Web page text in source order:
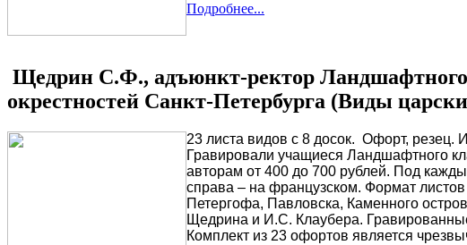
Подробнее...
Щедрин С.Ф., адъюнкт-ректор Ландшафтного
окрестностей Санкт-Петербурга (Виды
23 листа видов с 8 досок. Офорт, резец.
Гравировали учащиеся Ландшафтного
авторам от 400 до 700 рублей. Под
справа – на французском. Формат
Петергофа, Павловска, Каменного
Щедрина и И.С. Клаубера.
Комплект из 23 офортов является